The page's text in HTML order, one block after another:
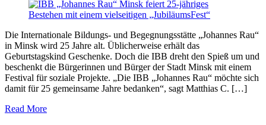
Die Internationale Bildungs- und Begegnungsstätte „Johannes Rau“
in Minsk wird 25 Jahre alt. Üblicherweise erhält das
Geburtstagskind Geschenke. Doch die IBB dreht den Spieß um und
beschenkt die Bürgerinnen und Bürger der Stadt Minsk mit einem
Festival für soziale Projekte. „Die IBB „Johannes Rau“ möchte sich
damit für 25 gemeinsame Jahre bedanken“, sagt Matthias C. […]
Read More